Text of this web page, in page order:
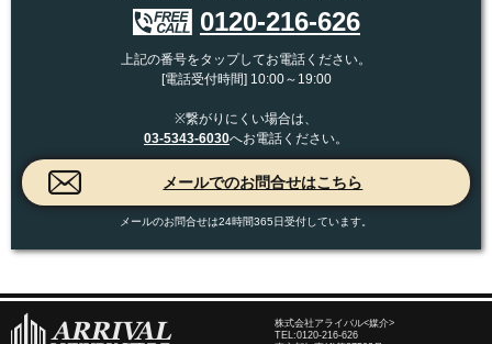
0120-216-626
上記の番号をタップしてお電話ください。
[電話受付時間] 10:00～19:00
※繋がりにくい場合は、
03-5343-6030へお電話ください。
メールのお問合せは24時間365日受付しています。
株式会社アライバル<媒介>
TEL:0120-216-626